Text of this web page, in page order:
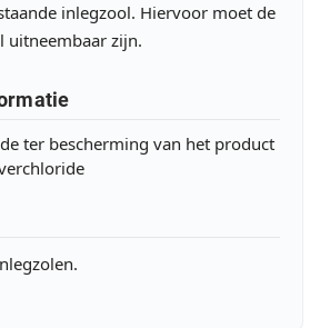
inlegzool. Hiervoor moet de
uitneembaar zijn.
ter bescherming van het product